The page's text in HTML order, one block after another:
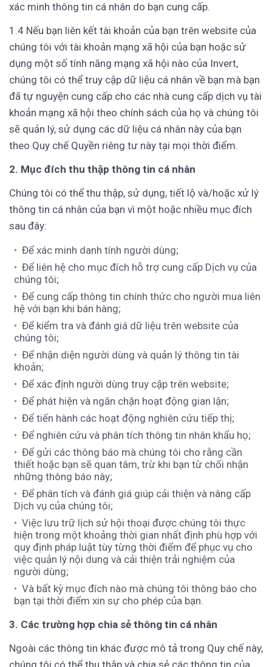
xác minh thông tin cá nhân do bạn cung cấp.
1.4 Nếu bạn liên kết tài khoản của bạn trên website của
chúng tôi với tài khoản mạng xã hội của bạn hoặc sử
dụng một số tính năng mạng xã hội nào của Invert,
chúng tôi có thể truy cập dữ liệu cá nhân về bạn mà bạn
đã tự nguyện cung cấp cho các nhà cung cấp dịch vụ tài
khoản mạng xã hội theo chính sách của họ và chúng tôi
sẽ quản lý, sử dụng các dữ liệu cá nhân này của bạn
theo Quy chế Quyền riêng tư này tại mọi thời điểm.
2. Mục đích thu thập thông tin cá nhân
Chúng tôi có thể thu thập, sử dụng, tiết lộ và/hoặc xử lý
thông tin cá nhân của bạn vì một hoặc nhiều mục đích
sau đây:
Để xác minh danh tính người dùng;
Để liên hệ cho mục đích hỗ trợ cung cấp Dịch vụ của
chúng tôi;
Để cung cấp thông tin chính thức cho người mua liên
hệ với bạn khi bán hàng;
Để kiểm tra và đánh giá dữ liệu trên website của
chúng tôi;
Để nhận diện người dùng và quản lý thông tin tài
khoản;
Để xác định người dùng truy cập trên website;
Để phát hiện và ngăn chặn hoạt động gian lận;
Để tiến hành các hoạt động nghiên cứu tiếp thị;
Để nghiên cứu và phân tích thông tin nhân khẩu họ;
Để gửi các thông báo mà chúng tôi cho rằng cần
thiết hoặc bạn sẽ quan tâm, trừ khi bạn từ chối nhận
những thông báo này;
Để phân tích và đánh giá giúp cải thiện và nâng cấp
Dịch vụ của chúng tôi;
Việc lưu trữ lịch sử hội thoại được chúng tôi thực
hiện trong một khoảng thời gian nhất định phù hợp với
quy định pháp luật tùy từng thời điểm để phục vụ cho
việc quản lý nội dung và cải thiện trải nghiệm của
người dùng;
Và bất kỳ mục đích nào mà chúng tôi thông báo cho
bạn tại thời điểm xin sự cho phép của bạn.
3. Các trường hợp chia sẻ thông tin cá nhân
Ngoài các thông tin khác được mô tả trong Quy chế này,
chúng tôi có thể thu thập và chia sẻ các thông tin của